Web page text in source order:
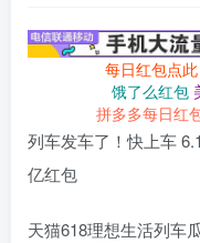
每日红包点此
饿了么红包
拼多多每日红
列车发车了！快上车
亿红包
天猫618理想生活列车